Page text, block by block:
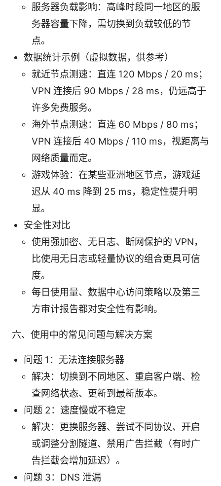
服务器负载影响：高峰时段同一地区的服
务器容量下降，需切换到负载较低的节
点。
数据统计示例（虚拟数据，供参考）
就近节点测速：直连 120 Mbps / 20 ms；
VPN 连接后 90 Mbps / 28 ms，仍远高于
许多免费服务。
海外节点测速：直连 60 Mbps / 80 ms；
VPN 连接后 40 Mbps / 110 ms，视距离与
网络质量而定。
游戏体验：在某些亚洲地区节点，游戏延
迟从 40 ms 降到 25 ms，稳定性提升明
显。
安全性对比
使用强加密、无日志、断网保护的 VPN，
比使用无日志或轻量协议的组合更具可信
度。
每日使用量、数据中心访问策略以及第三
方审计报告都对安全性有影响。
六、使用中的常见问题与解决方案
问题 1：无法连接服务器
解决：切换到不同地区、重启客户端、检
查网络状态、更新到最新版本。
问题 2：速度慢或不稳定
解决：更换服务器、尝试不同协议、开启
或调整分割隧道、禁用广告拦截（有时广
告拦截会增加延迟）。
问题 3：DNS 泄漏